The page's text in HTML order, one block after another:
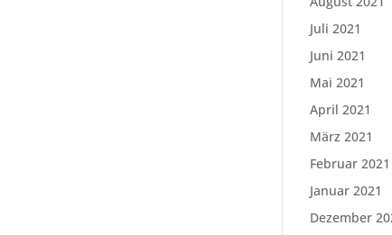
Juli 2021
Juni 2021
Mai 2021
April 2021
März 2021
Februar 2021
Januar 2021
Dezember